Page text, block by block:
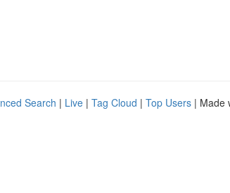
Search | Live | Tag Cloud | Top Users | Made